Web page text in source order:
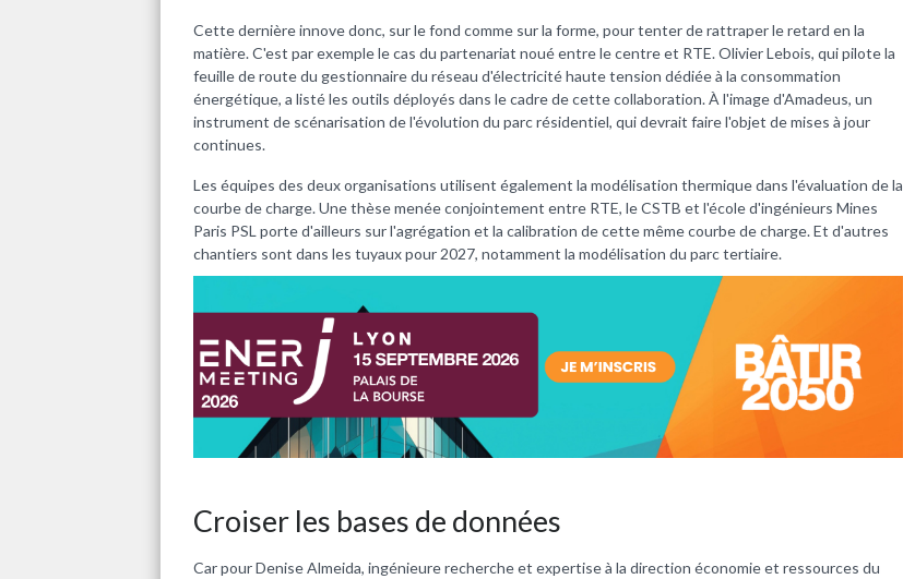
Cette dernière innove donc, sur le fond comme sur la forme, pour tenter de rattraper le retard en la
matière. C'est par exemple le cas du partenariat noué entre le centre et RTE. Olivier Lebois, qui pilote la
feuille de route du gestionnaire du réseau d'électricité haute tension dédiée à la consommation
énergétique, a listé les outils déployés dans le cadre de cette collaboration. À l'image d'Amadeus, un
instrument de scénarisation de l'évolution du parc résidentiel, qui devrait faire l'objet de mises à jour
continues.
Les équipes des deux organisations utilisent également la modélisation thermique dans l'évaluation de la
courbe de charge. Une thèse menée conjointement entre RTE, le CSTB et l'école d'ingénieurs Mines
Paris PSL porte d'ailleurs sur l'agrégation et la calibration de cette même courbe de charge. Et d'autres
chantiers sont dans les tuyaux pour 2027, notamment la modélisation du parc tertiaire.
Croiser les bases de données
Car pourDenise Almeida, ingénieure recherche et expertise à la direction économie et ressources du